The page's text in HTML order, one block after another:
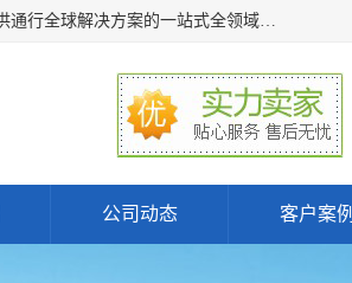
深圳万检通科技有限公司主营:iso9001质量认证机构及质检报告流程，为众多行业和产品提供通行全球解决方案的一站式全领域公共检测、鉴定、验货、srrc认证,质量检测认证及CE认证公司，帮助企业应对全球各种技术贸易壁垒，提升企业竞争优势，满足其对品质的高标准要求。
公司动态 客户案例